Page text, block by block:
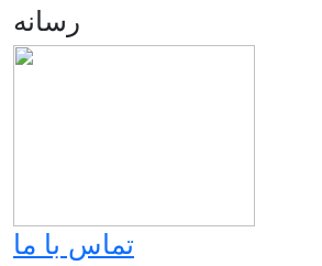
رسانه
تماس با ما